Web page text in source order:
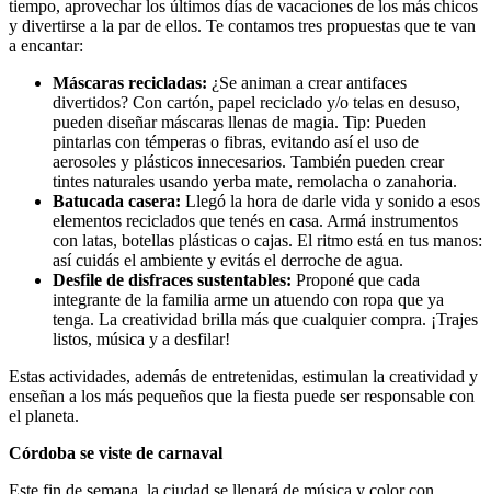
tiempo, aprovechar los últimos días de vacaciones de los más chicos
y divertirse a la par de ellos. Te contamos tres propuestas que te van
a encantar:
Máscaras recicladas: ¿Se animan a crear antifaces
divertidos? Con cartón, papel reciclado y/o telas en desuso,
pueden diseñar máscaras llenas de magia. Tip: Pueden
pintarlas con témperas o fibras, evitando así el uso de
aerosoles y plásticos innecesarios. También pueden crear
tintes naturales usando yerba mate, remolacha o zanahoria.
Batucada casera: Llegó la hora de darle vida y sonido a esos
elementos reciclados que tenés en casa. Armá instrumentos
con latas, botellas plásticas o cajas. El ritmo está en tus manos:
así cuidás el ambiente y evitás el derroche de agua.
Desfile de disfraces sustentables: Proponé que cada
integrante de la familia arme un atuendo con ropa que ya
tenga. La creatividad brilla más que cualquier compra. ¡Trajes
listos, música y a desfilar!
Estas actividades, además de entretenidas, estimulan la creatividad y
enseñan a los más pequeños que la fiesta puede ser responsable con
el planeta.
Córdoba se viste de carnaval